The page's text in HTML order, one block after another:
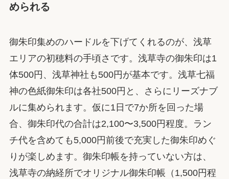
められる
御朱印集めのハードルを下げてくれるのが、浅草
エリアの初穂料の手頃さです。浅草寺の御朱印は1
体500円、浅草神社も500円が基本です。浅草七福
神の色紙御朱印は各社500円と、さらにリーズナブ
ルに集められます。仮に1日で7か所を回った場
合、御朱印代の合計は2,100〜3,500円程度。ラン
チ代を含めても5,000円前後で充実した御朱印めぐ
りが楽しめます。御朱印帳を持っていない方は、
浅草寺の納経所でオリジナル御朱印帳（1,500円程